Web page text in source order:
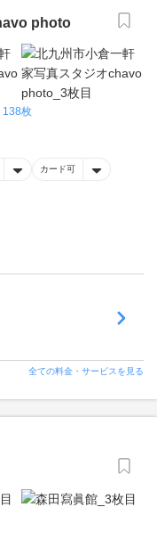
photo
138枚
カード可
全ての料金・サービスを見る